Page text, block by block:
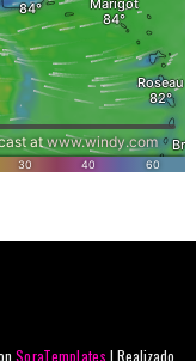
SoraTemplates | Realizado